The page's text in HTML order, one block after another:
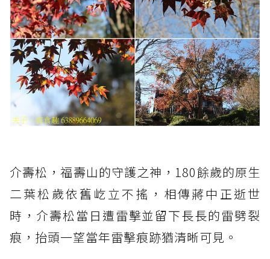
介壽松，福壽山的守護之神，180餘歲的原生
二葉松歲依舊屹立不搖，相傳蔣中正逝世
時，介壽松當日遭雷擊並留下長長的雷劈裂
痕，抬頭一望當年雷擊痕跡猶清晰可見。